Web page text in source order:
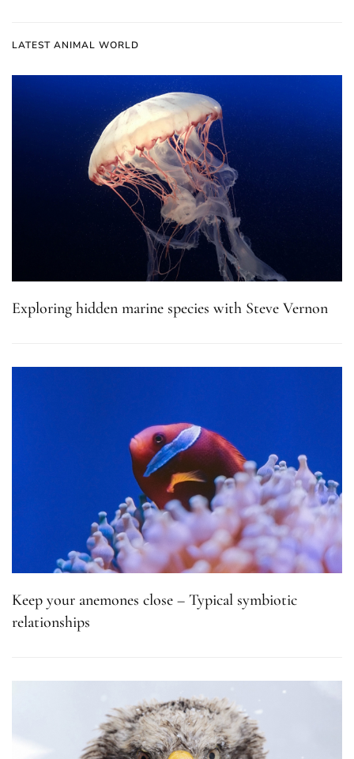
LATEST ANIMAL WORLD
Exploring hidden marine species with Steve Vernon
Keep your anemones close – Typical symbiotic
relationships